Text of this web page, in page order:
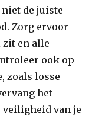
de juiste
Zorg ervoor
zit en alle
ook op
zoals losse
het
veiligheid van je